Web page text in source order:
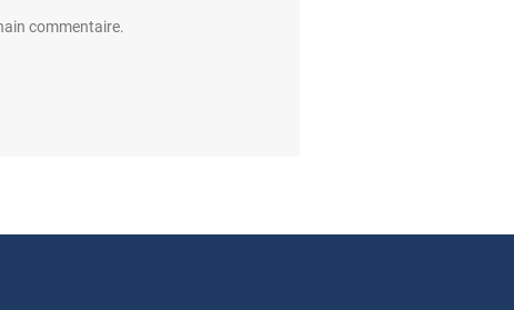
commentaire.